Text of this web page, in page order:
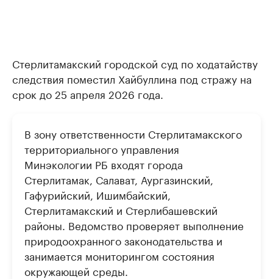
Стерлитамакский городской суд по ходатайству
следствия поместил Хайбуллина под стражу на
срок до 25 апреля 2026 года.
В зону ответственности Стерлитамакского
территориального управления
Минэкологии РБ входят города
Стерлитамак, Салават, Аургазинский,
Гафурийский, Ишимбайский,
Стерлитамакский и Стерлибашевский
районы. Ведомство проверяет выполнение
природоохранного законодательства и
занимается мониторингом состояния
окружающей среды.